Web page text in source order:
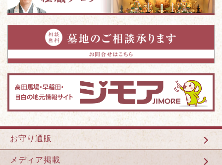
お守り通販
メディア掲載